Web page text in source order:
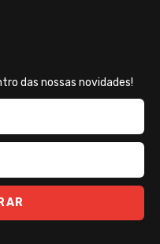
das nossas novidades!